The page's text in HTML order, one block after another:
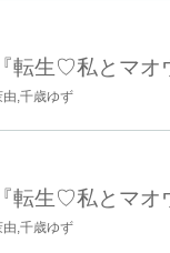
生♡私とマオ
,千歳ゆず
生♡私とマオ
,千歳ゆず